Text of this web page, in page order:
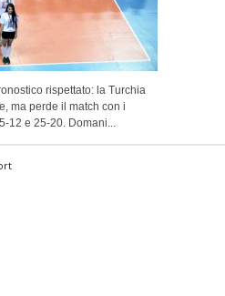
rispettato: la Turchia
ma perde il match con i
12 e 25-20. Domani...